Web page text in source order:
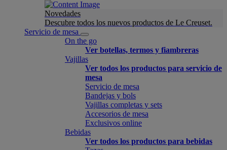
Novedades
Descubre todos los nuevos productos de Le Creuset.
Servicio de mesa
On the go
Ver botellas, termos y fiambreras
Vajillas
Ver todos los productos para servicio de
mesa
Servicio de mesa
Bandejas y bols
Vajillas completas y sets
Accesorios de mesa
Exclusivos online
Bebidas
Ver todos los productos para bebidas